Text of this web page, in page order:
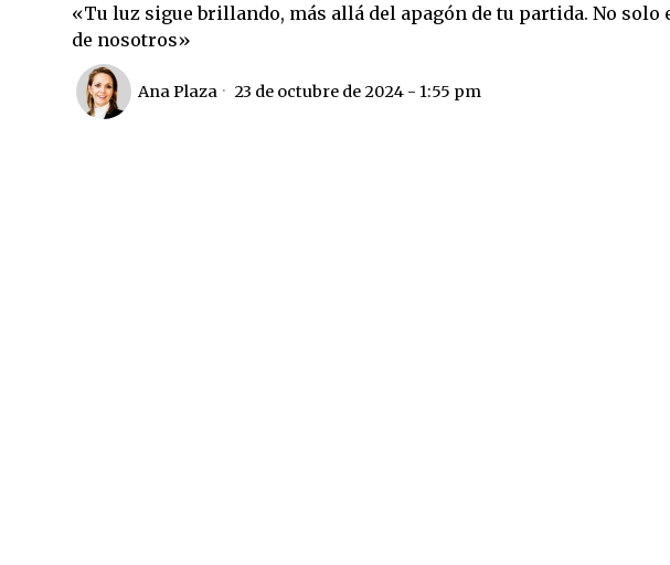
«Tu luz sigue brillando, más allá del apagón de tu partida. No
de nosotros»
Ana Plaza 23 de octubre de 2024 - 1:55 pm